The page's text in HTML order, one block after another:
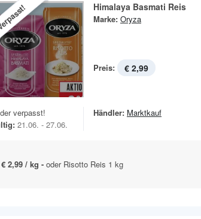
Himalaya Basmati Reis
Marke: Oryza
Preis: € 2,99
verpasst!
21.06. - 27.06.
Händler: Marktkauf
€ 2,99 / kg - oder Risotto Reis 1 kg